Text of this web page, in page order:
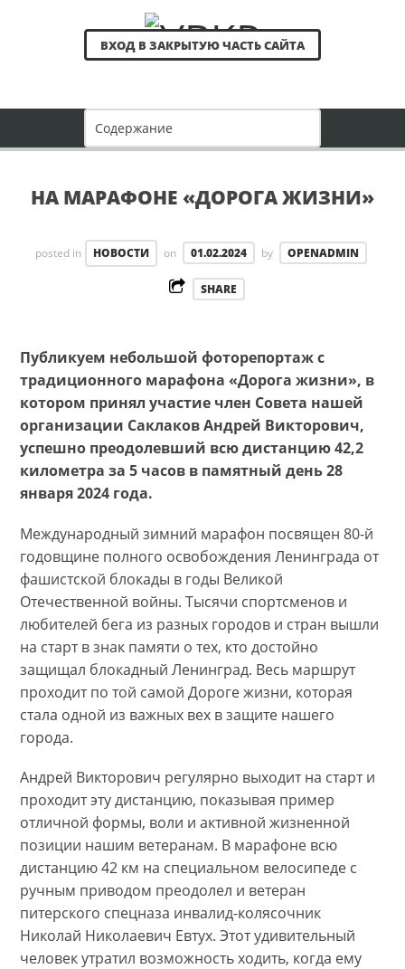
ВХОД В ЗАКРЫТУЮ ЧАСТЬ САЙТА
НА МАРАФОНЕ «ДОРОГА ЖИЗНИ»
posted in НОВОСТИ on 01.02.2024 by OPENADMIN
SHARE
Публикуем небольшой фоторепортаж с
традиционного марафона «Дорога жизни», в
котором принял участие член Совета нашей
организации Саклаков Андрей Викторович,
успешно преодолевший всю дистанцию 42,2
километра за 5 часов в памятный день 28
января 2024 года.
Международный зимний марафон посвящен 80-й
годовщине полного освобождения Ленинграда от
фашистской блокады в годы Великой
Отечественной войны. Тысячи спортсменов и
любителей бега из разных городов и стран вышли
на старт в знак памяти о тех, кто достойно
защищал блокадный Ленинград. Весь маршрут
проходит по той самой Дороге жизни, которая
стала одной из важных вех в защите нашего
города.
Андрей Викторович регулярно выходит на старт и
проходит эту дистанцию, показывая пример
отличной формы, воли и активной жизненной
позиции нашим ветеранам. В марафоне всю
дистанцию 42 км на специальном велосипеде с
ручным приводом преодолел и ветеран
питерского спецназа инвалид-колясочник
Николай Николаевич Евтух. Этот удивительный
человек утратил возможность ходить, когда ему